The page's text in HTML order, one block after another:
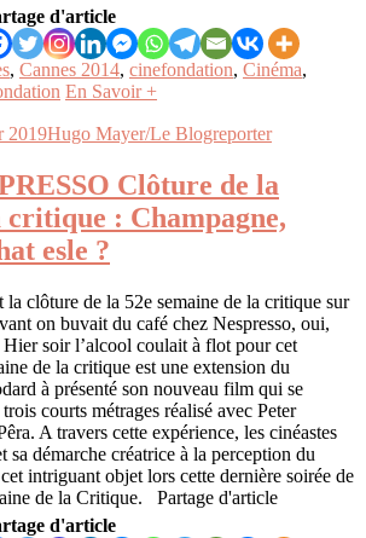
d'article
, Cannes 2014, cinefondation, Cinéma,
En Savoir +
2019Hugo Mayer/Le Blogreporter
Clôture de la
critique : Champagne,
esle ?
la clôture de la 52e semaine de la critique sur
on buvait du café chez Nespresso, oui,
Hier soir l’alcool coulait à flot pour cet
de la critique est une extension du
à présenté son nouveau film qui se
courts métrages réalisé avec Peter
A travers cette expérience, les cinéastes
sa démarche créatrice à la perception du
intriguant objet lors cette dernière soirée de
de la Critique. Partage d'article
d'article